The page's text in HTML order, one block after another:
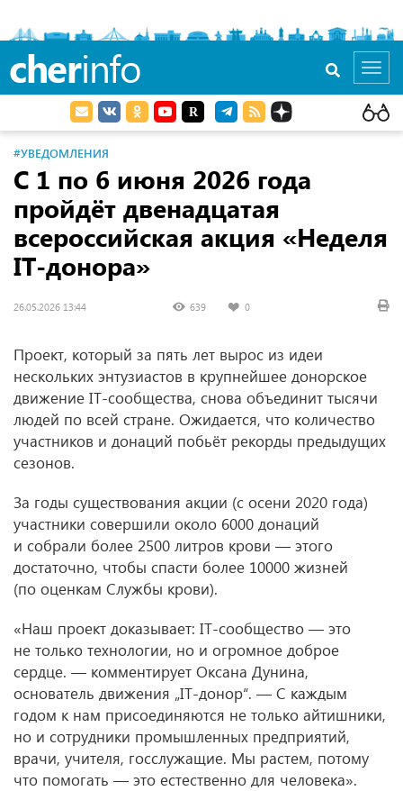
cherinfo
#УВЕДОМЛЕНИЯ
С 1 по 6 июня 2026 года
пройдёт двенадцатая
всероссийская акция «Неделя
IT-донора»
26.05.2026 13:44 639 0
Проект, который за пять лет вырос из идеи
нескольких энтузиастов в крупнейшее донорское
движение IT-сообщества, снова объединит тысячи
людей по всей стране. Ожидается, что количество
участников и донаций побьёт рекорды предыдущих
сезонов.
За годы существования акции (с осени 2020 года)
участники совершили около 6000 донаций
и собрали более 2500 литров крови — этого
достаточно, чтобы спасти более 10000 жизней
(по оценкам Службы крови).
«Наш проект доказывает: IT-сообщество — это
не только технологии, но и огромное доброе
сердце. — комментирует Оксана Дунина,
основатель движения „IT-донор“. — С каждым
годом к нам присоединяются не только айтишники,
но и сотрудники промышленных предприятий,
врачи, учителя, госслужащие. Мы растем, потому
что помогать — это естественно для человека».